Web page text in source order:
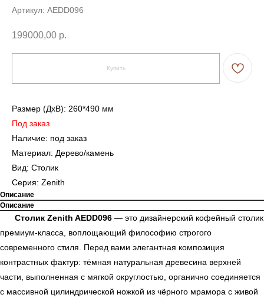
Артикул: AEDD096
199000,00 р.
Купить
Размер (ДxВ): 260*490 мм
Под заказ
Наличие: под заказ
Материал: Дерево/камень
Вид: Столик
Серия: Zenith
Описание
Описание
Столик Zenith AEDD096 — это дизайнерский кофейный столик
премиум-класса, воплощающий философию строгого
современного стиля. Перед вами элегантная композиция
контрастных фактур: тёмная натуральная древесина верхней
части, выполненная с мягкой округлостью, органично соединяется
с массивной цилиндрической ножкой из чёрного мрамора с живой